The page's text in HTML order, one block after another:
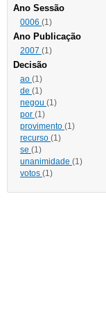
Ano Sessão
0006 (1)
Ano Publicação
2007 (1)
Decisão
ao (1)
de (1)
negou (1)
por (1)
provimento (1)
recurso (1)
se (1)
unanimidade (1)
votos (1)